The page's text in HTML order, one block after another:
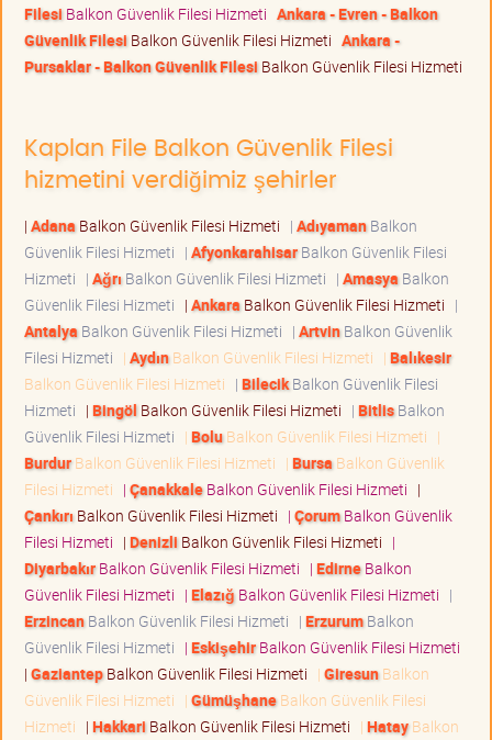
Filesi Balkon Güvenlik Filesi Hizmeti Ankara - Evren - Balkon
Güvenlik Filesi Balkon Güvenlik Filesi Hizmeti Ankara -
Pursaklar - Balkon Güvenlik Filesi Balkon Güvenlik Filesi Hizmeti
Kaplan File Balkon Güvenlik Filesi
hizmetini verdiğimiz şehirler
| Adana Balkon Güvenlik Filesi Hizmeti | AdıyamanBalkon
Güvenlik Filesi Hizmeti | AfyonkarahisarBalkon Güvenlik Filesi
Hizmeti | Ağrı Balkon Güvenlik Filesi Hizmeti | Amasya Balkon
Güvenlik Filesi Hizmeti | Ankara Balkon Güvenlik Filesi Hizmeti |
Antalya Balkon Güvenlik Filesi Hizmeti | ArtvinBalkon Güvenlik
Filesi Hizmeti | AydınBalkon Güvenlik Filesi Hizmeti | Balıkesir
Balkon Güvenlik Filesi Hizmeti | BilecikBalkon Güvenlik Filesi
Hizmeti | Bingöl Balkon Güvenlik Filesi Hizmeti | BitlisBalkon
Güvenlik Filesi Hizmeti | BoluBalkon Güvenlik Filesi Hizmeti |
BurdurBalkon Güvenlik Filesi Hizmeti | Bursa Balkon Güvenlik
Filesi Hizmeti | ÇanakkaleBalkon Güvenlik Filesi Hizmeti |
Çankırı Balkon Güvenlik Filesi Hizmeti | ÇorumBalkon Güvenlik
Filesi Hizmeti | Denizli Balkon Güvenlik Filesi Hizmeti |
DiyarbakırBalkon Güvenlik Filesi Hizmeti | EdirneBalkon
Güvenlik Filesi Hizmeti | Elazığ Balkon Güvenlik Filesi Hizmeti |
ErzincanBalkon Güvenlik Filesi Hizmeti | ErzurumBalkon
Güvenlik Filesi Hizmeti | EskişehirBalkon Güvenlik Filesi Hizmeti
| GaziantepBalkon Güvenlik Filesi Hizmeti | GiresunBalkon
Güvenlik Filesi Hizmeti | GümüşhaneBalkon Güvenlik Filesi
Hizmeti | Hakkari Balkon Güvenlik Filesi Hizmeti | HatayBalkon